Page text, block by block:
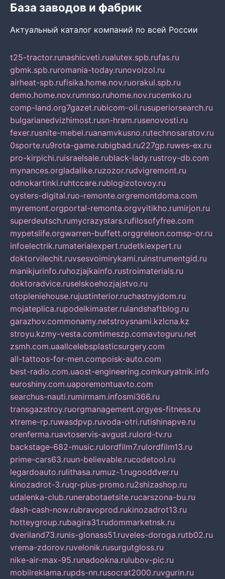
База заводов и фабрик
Актуальный каталог компаний по всей России
t25-tractor.runashicveti.rualutex.spb.rufas.ru
gbmk.spb.ruromania-today.runovoizol.ru
airheat-spb.rufisika.home.nov.ruorakul.spb.ru
demo.home.nov.rumnso.ruhome.nov.rucemko.ru
comp-land.org7gazet.rubicom-oil.rusuperiorsearch.ru
bulgarianedvizhimost.rusn-hram.rusenovosti.ru
fexer.rusnite-mebel.ruanamvkusno.rutechnosaratov.ru
0sporte.ru9rota-game.rubigbad.ru227gp.ruwes-ex.ru
pro-kirpichi.ruisraelsale.rublack-lady.rustroy-db.com
mynances.orgladalike.ruzozor.rudvigremont.ru
odnokartinki.ruhtccare.rublogizotovoy.ru
oysters-digital.ruo-remonte.orgremontdoma.com
myremont.orgportal-remonta.orgvyitikho.rumirjon.ru
superdeutsch.rumycrazystars.rufilosofyfree.com
mypetslife.orgwarren-buffett.orggreleon.comsp-or.ru
infoelectrik.rumaterialexpert.rudetkiexpert.ru
doktorvilechit.ruvsesvoimirykami.ruinstrumentgid.ru
manikjurinfo.ruhozjajkainfo.rustroimaterials.ru
doktoradvice.ruselskoehozjajstvo.ru
otopleniehouse.rujustinterior.ruchastnyjdom.ru
mojateplica.rupodelkimaster.rulandshaftblog.ru
garazhov.commonamy.netstroysnami.kzlcna.kz
stroyu.kzmy-vesta.comtimeszp.comavtoguru.net
zsmh.com.uaallcelebsplasticsurgery.com
all-tattoos-for-men.compoisk-auto.com
best-radio.com.uaost-engineering.comkuryatnik.info
euroshiny.com.uaporemontuavto.com
searchus-nauti.rumirmam.infosmi366.ru
transgazstroy.ruorgmanagement.orgyes-fitness.ru
xtreme-rp.ruwasdpvp.ruvoda-otri.rutishinapve.ru
orenferma.ruavtoservis-avgust.rulord-tv.ru
backstage-682-music.rulordfilm7.rulordfilm13.ru
prime-cars63.ruun-believable.rucodetool.ru
legardoauto.rulithasa.rumuz-1.rugooddver.ru
kinozadrot-3.ruqr-plus-promo.ru2shizashop.ru
udalenka-club.runerabotaetsite.rucarszona-bu.ru
dash-cash-now.rubravoprod.rukinozadrot13.ru
hotteygroup.rubagira31.rudommarketnsk.ru
dveriland73.runis-glonass51.ruveles-doroga.rutb02.ru
vrema-zdorov.ruvelonik.rusurgutgloss.ru
nike-air-max-95.runadookna.rulubov-pic.ru
mobilreklama.rupds-nn.rusocrat2000.ruvgurin.ru